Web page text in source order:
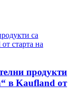
продукти
в Kaufland от